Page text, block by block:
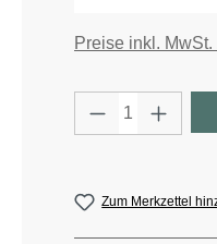
Preise inkl.
Produkt
Zum Merkzettel